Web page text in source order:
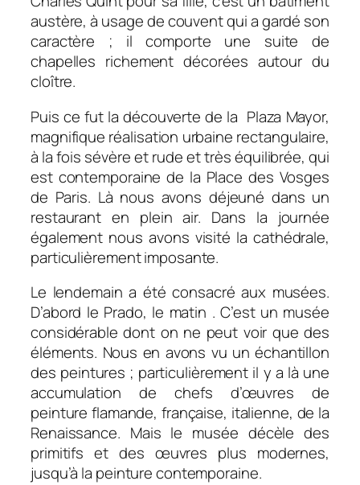
austère, à usage de couvent qui a gardé son
caractère ; il comporte une suite de
chapelles richement décorées autour du
cloître.
Puis ce fut la découverte de la Plaza Mayor,
magnifique réalisation urbaine rectangulaire,
à la fois sévère et rude et très équilibrée, qui
est contemporaine de la Place des Vosges
de Paris. Là nous avons déjeuné dans un
restaurant en plein air. Dans la journée
également nous avons visité la cathédrale,
particulièrement imposante.
Le lendemain a été consacré aux musées.
D’abord le Prado, le matin . C’est un musée
considérable dont on ne peut voir que des
éléments. Nous en avons vu un échantillon
des peintures ; particulièrement il y a là une
accumulation de chefs d’œuvres de
peinture flamande, française, italienne, de la
Renaissance. Mais le musée décèle des
primitifs et des œuvres plus modernes,
jusqu’à la peinture contemporaine.